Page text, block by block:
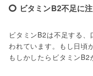
ビタミンB2不足に
ビタミンB2は不足する
われています。もし日頃
もしかしたらビタミンB2